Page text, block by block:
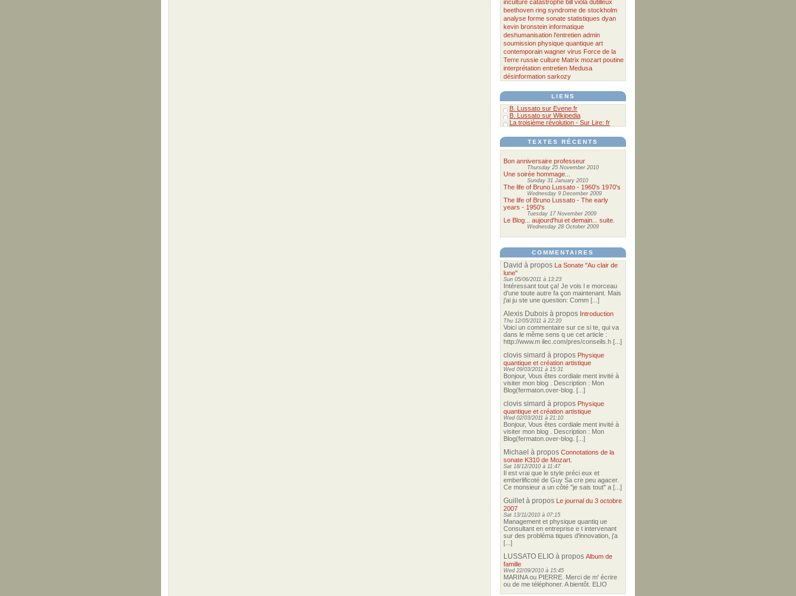
inculture catastrophe bill viola dutilleux
beethoven ring syndrome de stockholm
analyse forme sonate statistiques dyan
kevin bronstein informatique
deshumanisation l'entretien admin
soumission physique quantique art
contemporain wagner virus Force de la
Terre russie culture Matrix mozart poutine
interprétation entretien Medusa
désinformation sarkozy
LIENS
B. Lussato sur Evene.fr
B. Lussato sur Wikipedia
La troisième révolution - Sur Lire: fr
TEXTES RÉCENTS
Bon anniversaire professeur
Thursday 25 November 2010
Une soirée hommage...
Sunday 31 January 2010
The life of Bruno Lussato - 1960's 1970's
Wednesday 9 December 2009
The life of Bruno Lussato - The early
years - 1950's
Tuesday 17 November 2009
Le Blog... aujourd'hui et demain... suite.
Wednesday 28 October 2009
COMMENTAIRES
David à propos La Sonate "Au clair de
lune"
Sun 05/06/2011 à 13:23
Intéressant tout ça! Je vois l e morceau
d'une toute autre fa çon maintenant. Mais
j'ai ju ste une question: Comm [...]
Alexis Dubois à propos Introduction
Thu 12/05/2011 à 22:20
Voici un commentaire sur ce si te, qui va
dans le même sens q ue cet article :
http://www.m ilec.com/pres/conseils.h [...]
clovis simard à propos Physique
quantique et création artistique
Wed 09/03/2011 à 15:31
Bonjour, Vous êtes cordiale ment invité à
visiter mon blog . Description : Mon
Blog(fermaton.over-blog. [...]
clovis simard à propos Physique
quantique et création artistique
Wed 02/03/2011 à 21:10
Bonjour, Vous êtes cordiale ment invité à
visiter mon blog . Description : Mon
Blog(fermaton.over-blog. [...]
Michael à propos Connotations de la
sonate K310 de Mozart.
Sat 18/12/2010 à 11:47
Il est vrai que le style préci eux et
emberlificoté de Guy Sa cre peu agacer.
Ce monsieur a un côté "je sais tout" a [...]
Guilletà propos Le journal du 3 octobre
2007
Sat 13/11/2010 à 07:15
Management et physique quantiq ue
Consultant en entreprise e t intervenant
sur des probléma tiques d'innovation, j'a
[...]
LUSSATO ELIO à propos Album de
famille
Wed 22/09/2010 à 15:45
MARINA ou PIERRE. Merci de m' écrire
ou de me téléphoner. A bientôt. ELIO